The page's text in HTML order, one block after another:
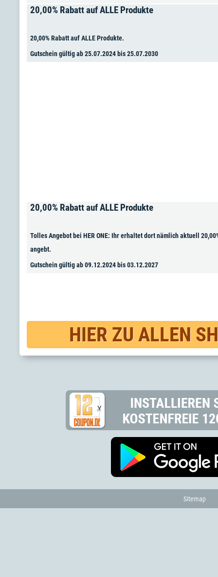
20,00% Rabatt auf ALLE Produkte
20,00% Rabatt auf ALLE Produkte.
Gutschein gültig ab 25.07.2024 bis 25.07.2030
20,00% Rabatt auf ALLE Produkte
Tolles Angebot bei HER ONE: Ihr erhaltet dort nämlich aktuell
angebt.
Gutschein gültig ab 09.12.2024 bis 03.12.2027
HIER ZU ALLEN
Sitemap